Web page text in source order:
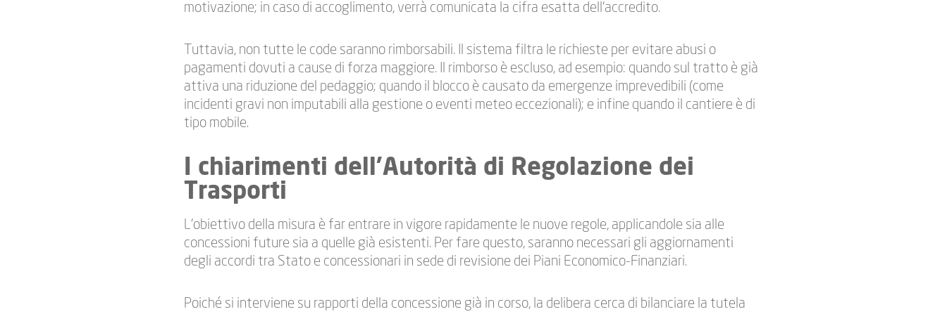
motivazione; in caso di accoglimento, verrà comunicata la cifra esatta dell’accredito.
Tuttavia, non tutte le code saranno rimborsabili. Il sistema filtra le richieste per evitare abusi o
pagamenti dovuti a cause di forza maggiore. Il rimborso è escluso, ad esempio: quando sul tratto è già
attiva una riduzione del pedaggio; quando il blocco è causato da emergenze imprevedibili (come
incidenti gravi non imputabili alla gestione o eventi meteo eccezionali); e infine quando il cantiere è di
tipo mobile.
I chiarimenti dell’Autorità di Regolazione dei
Trasporti
L’obiettivo della misura è far entrare in vigore rapidamente le nuove regole, applicandole sia alle
concessioni future sia a quelle già esistenti. Per fare questo, saranno necessari gli aggiornamenti
degli accordi tra Stato e concessionari in sede di revisione dei Piani Economico-Finanziari.
Poiché si interviene su rapporti della concessione già in corso, la delibera cerca di bilanciare la tutela